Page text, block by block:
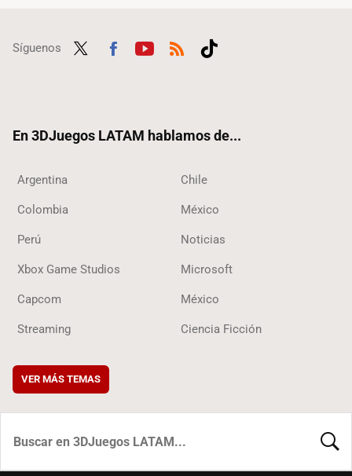
Síguenos
En 3DJuegos LATAM hablamos de...
Argentina Chile
Colombia México
Perú Noticias
Xbox Game Studios Microsoft
Capcom México
Streaming Ciencia Ficción
VER MÁS TEMAS